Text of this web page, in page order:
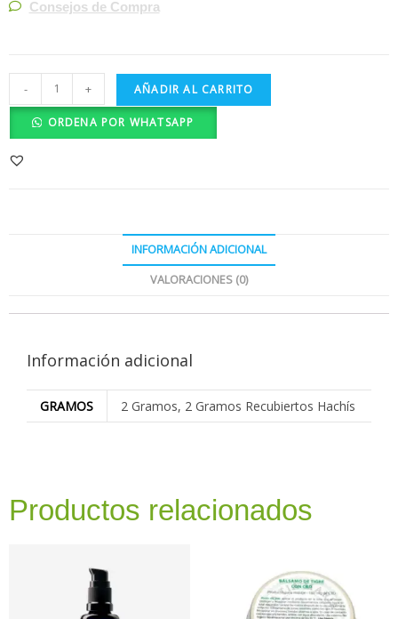
Consejos de Compra
- + AÑADIR AL CARRITO
ORDENA POR WHATSAPP
INFORMACIÓN ADICIONAL
VALORACIONES (0)
Información adicional
GRAMOS 2 Gramos, 2 Gramos Recubiertos Hachís
Productos relacionados